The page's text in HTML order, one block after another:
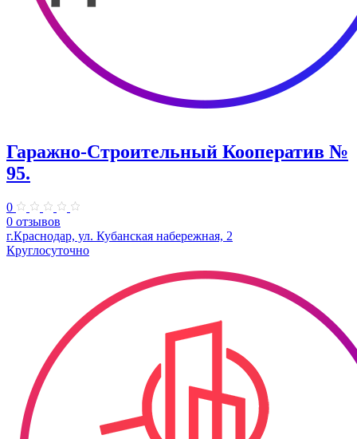
Гаражно-Строительный Кооператив №
95.
0
0 отзывов
г.Краснодар, ул. Кубанская набережная, 2
Круглосуточно